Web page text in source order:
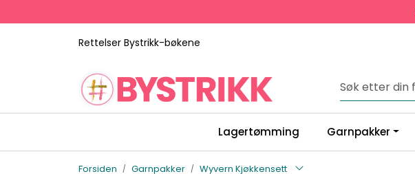
Rettelser Bystrikk-bøkene
Lagertømming Garnpakker
Forsiden Garnpakker Wyvern Kjøkkensett